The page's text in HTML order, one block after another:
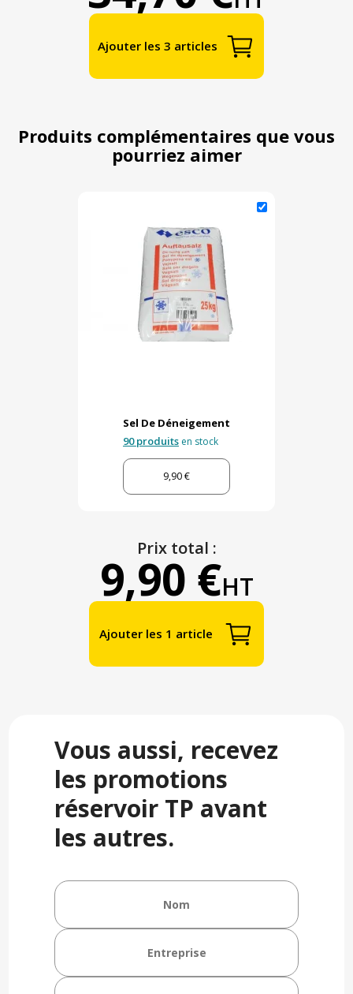
Ajouter les 3 articles
Produits complémentaires que vous
pourriez aimer
Sel De Déneigement
90 produits en stock
9,90 €
Prix total :
9,90 €HT
Ajouter les 1 article
Vous aussi, recevez
les promotions
réservoir TP avant
les autres.